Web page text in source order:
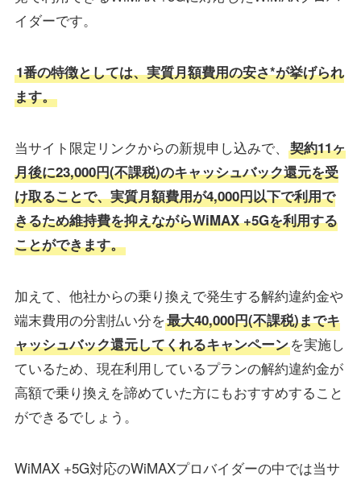
イダーです。
1番の特徴としては、実質月額費用の安さ*が挙げられ
ます。
当サイト限定リンクからの新規申し込みで、
契約11ヶ
月後に23,000円(不課税)のキャッシュバック還元を受
け取ることで、実質月額費用が4,000円以下で利用で
きるため維持費を抑えながらWiMAX +5Gを利用する
ことができます。
加えて、他社からの乗り換えで発生する解約違約金や
端末費用の分割払い分を最大40,000円(不課税)までキ
ャッシュバック還元してくれるキャンペーンを実施し
ているため、現在利用しているプランの解約違約金が
高額で乗り換えを諦めていた方にもおすすめすること
ができるでしょう。
WiMAX +5G対応のWiMAXプロバイダーの中では当サ